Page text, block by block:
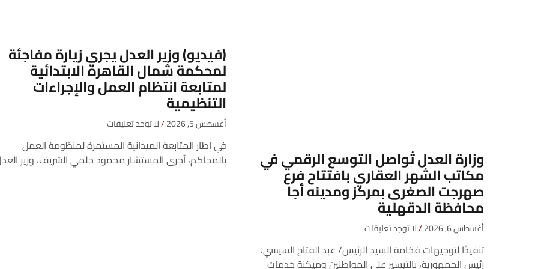
وزارة العدل تُواصل التوسع الرقمي في
مكاتب الشهر العقاري بافتتاح فرع
صهرجت الصغرى بمركز ومدينه أجا
محافظة الدقهلية
أغسطس 6, 2026 لا توجد تعليقات
تنفيذًا لتوجيهات فخامة السيد الرئيس/ عبد الفتاح السيسي،
رئيس الجمهورية، بالتيسير على المواطنين وميكنة خدمات
(فيديو) وزير العدل يجري زيارة مفاجئة
لمحكمة شمال القاهرة الابتدائية
لمتابعة انتظام العمل والإجراءات
التنظيمية
أغسطس 5, 2026 لا توجد تعليقات
في إطار المتابعة الميدانية المستمرة لمنظومة العمل
بالمحاكم، أجرى المستشار محمود حلمي الشريف، وزير